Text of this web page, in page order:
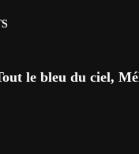
le bleu du ciel,